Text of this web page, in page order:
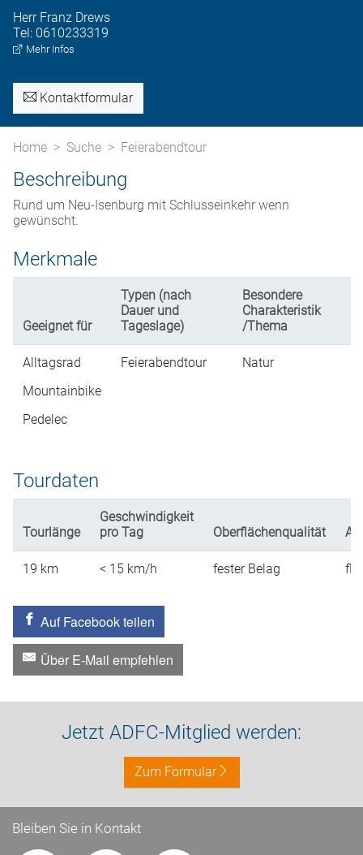
Herr Franz Drews
Tel: 0610233319
Mehr Infos
Kontaktformular
Home Suche Feierabendtour
Beschreibung
Rund um Neu-Isenburg mit Schlusseinkehr wenn
gewünscht.
Merkmale
Geeignet für
Typen (nach
Dauer und
Tageslage)
Besondere
Charakteristik
/Thema
Alltagsrad
Mountainbike
Pedelec
Feierabendtour Natur
Tourdaten
Tourlänge
Geschwindigkeit
pro Tag
Oberflächenqualität
19 km < 15 km/h fester Belag
Auf Facebook teilen
Über E-Mail empfehlen
Jetzt ADFC-Mitglied werden:
Zum Formular
Bleiben Sie in Kontakt